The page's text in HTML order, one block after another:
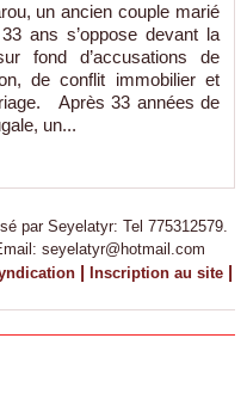
un ancien couple marié
ans s’oppose devant la
fond d’accusations de
de conflit immobilier et
Après 33 années de
un...
par Seyelatyr: Tel 775312579.
seyelatyr@hotmail.com
| Inscription au site |